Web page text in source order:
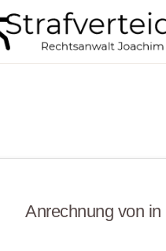
Anrechnung von